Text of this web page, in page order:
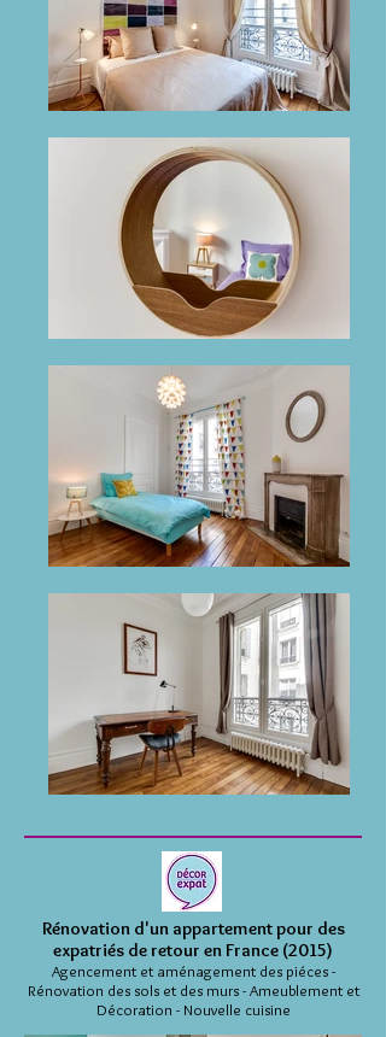
Rénovation d'un appartement pour des
expatriés de retour en France (2015)
Agencement et aménagement des piéces -
Rénovation des sols et des murs - Ameublement et
Décoration - Nouvelle cuisine